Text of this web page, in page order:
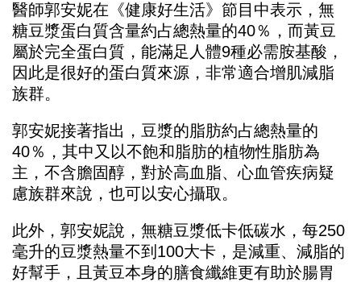
醫師郭安妮在 《健康好生活》節目中表示 ，無
糖豆漿蛋白質含量約占總熱量的40％，而黃豆
屬於完全蛋白質，能滿足人體9種必需胺基酸，
因此是很好的蛋白質來源，非常適合增肌減脂
族群。
郭安妮接著指出，豆漿的脂肪約占總熱量的
40％，其中又以不飽和脂肪的植物性脂肪為
主，不含膽固醇，對於高血脂、心血管疾病疑
慮族群來說，也可以安心攝取。
此外，郭安妮說，無糖豆漿低卡低碳水，每250
毫升的豆漿熱量不到100大卡，是減重、減脂的
好幫手，且黃豆本身的膳食纖維更有助於腸胃